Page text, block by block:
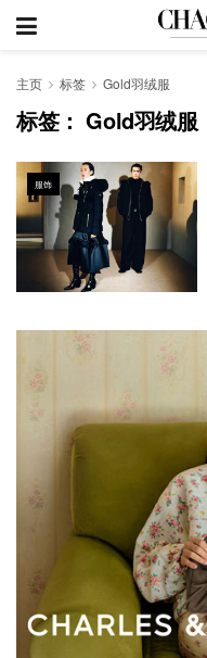
主页 标签 Gold羽绒服
标签：Gold羽绒服
服饰